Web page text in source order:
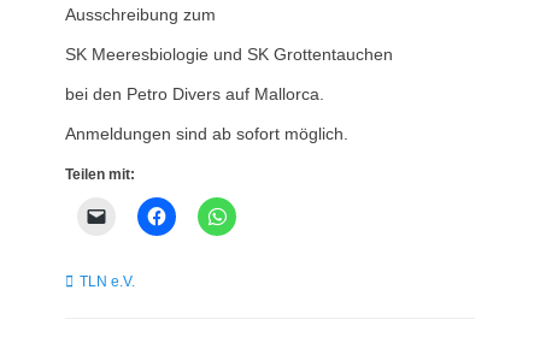
Ausschreibung zum
SK Meeresbiologie und SK Grottentauchen
bei den Petro Divers auf Mallorca.
Anmeldungen sind ab sofort möglich.
Teilen mit:
Kategorien
TLN e.V.